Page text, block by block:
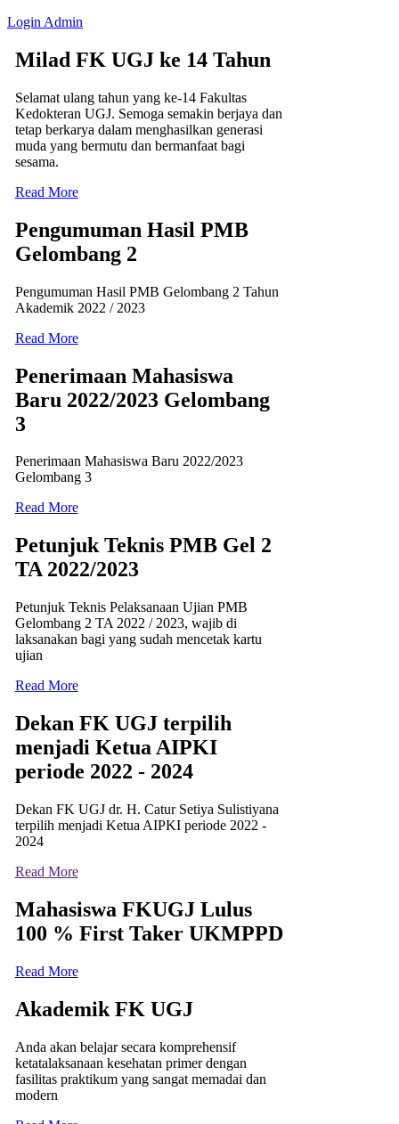
Login Admin
Milad FK UGJ ke 14 Tahun
Selamat ulang tahun yang ke-14 Fakultas
Kedokteran UGJ. Semoga semakin berjaya dan
tetap berkarya dalam menghasilkan generasi
muda yang bermutu dan bermanfaat bagi
sesama.
Read More
Pengumuman Hasil PMB
Gelombang 2
Pengumuman Hasil PMB Gelombang 2 Tahun
Akademik 2022 / 2023
Read More
Penerimaan Mahasiswa
Baru 2022/2023 Gelombang
3
Penerimaan Mahasiswa Baru 2022/2023
Gelombang 3
Read More
Petunjuk Teknis PMB Gel 2
TA 2022/2023
Petunjuk Teknis Pelaksanaan Ujian PMB
Gelombang 2 TA 2022 / 2023, wajib di
laksanakan bagi yang sudah mencetak kartu
ujian
Read More
Dekan FK UGJ terpilih
menjadi Ketua AIPKI
periode 2022 - 2024
Dekan FK UGJ dr. H. Catur Setiya Sulistiyana
terpilih menjadi Ketua AIPKI periode 2022 -
2024
Read More
Mahasiswa FKUGJ Lulus
100 % First Taker UKMPPD
Read More
Akademik FK UGJ
Anda akan belajar secara komprehensif
ketatalaksanaan kesehatan primer dengan
fasilitas praktikum yang sangat memadai dan
modern